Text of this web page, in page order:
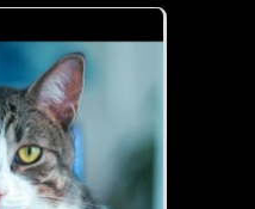
gemeinsam in den